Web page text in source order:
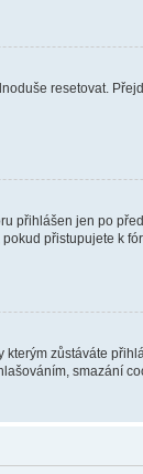
resetovat.
přihlášen jen po
pokud přistupujete k
zůstáváte
smazání